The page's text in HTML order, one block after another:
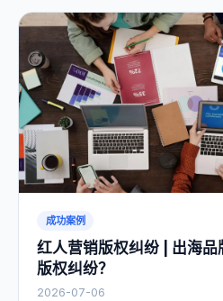
成功案例
红人营销版权纠纷 | 出海
版权纠纷？
2026-07-06